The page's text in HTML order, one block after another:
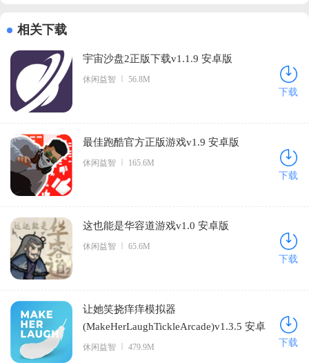
相关下载
宇宙沙盘2正版下载v1.1.9 安卓版
休闲益智 56.8M
下载
最佳跑酷官方正版游戏v1.9 安卓版
休闲益智 165.6M
下载
这也能是华容道游戏v1.0 安卓版
休闲益智 65.6M
下载
让她笑挠痒痒模拟器
(MakeHerLaughTickleArcade)v1.3.5 安卓
版
休闲益智 479.9M 下载